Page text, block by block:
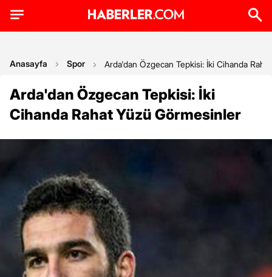
Anasayfa Spor Arda'dan Özgecan Tepkisi: İki Cihanda
Arda'dan Özgecan Tepkisi: İki
Cihanda Rahat Yüzü Görmesinler